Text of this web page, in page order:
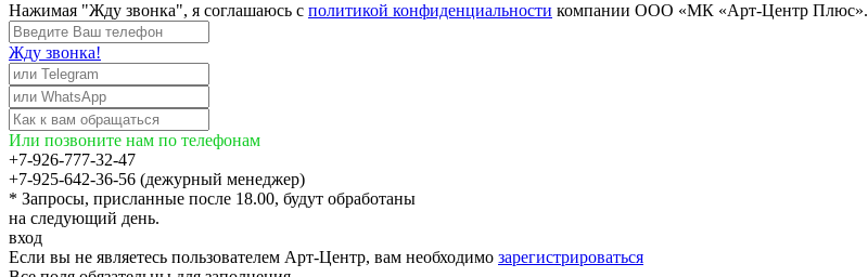
Нажимая "Жду звонка", я соглашаюсь с политикой конфиденциальности компании ООО «МК «Арт-Центр Плюс».
Жду звонка!
Или позвоните нам по телефонам
+7-926-777-32-47
+7-925-642-36-56 (дежурный менеджер)
* Запросы, присланные после 18.00, будут обработаны
на следующий день.
вход
Если вы не являетесь пользователем Арт-Центр, вам необходимо зарегистрироваться